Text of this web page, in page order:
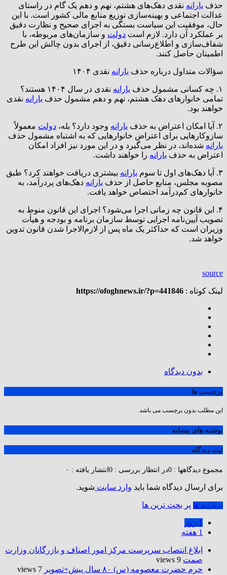
حذف یارانه نقدی دهک‌های هشتم، نهم و دهم یک گام در راستای
عدالت اجتماعی و بهینه‌سازی توزیع منابع مالی کشور است. با این
حال، موفقیت این سیاست بستگی به اجرای صحیح و نظارت دقیق
بر عملکرد آن دارد. لازم است دولت و سازمان‌های مربوطه، با
شفاف‌سازی و اطلاع‌رسانی دقیق، از اجرای بدون چالش این طرح
اطمینان حاصل کنند.
سؤالات متداول درباره حذف یارانه نقدی ۱۴۰۴
۱. چه کسانی مشمول حذف یارانه
نقدی در سال ۱۴۰۴ هستند؟
تمامی خانوارهای دهک هشتم، نهم و دهم مشمول حذف یارانه نقدی
خواهند بود.
۲. آیا امکان اعتراض به حذف یارانه وجود دارد؟ بله، دولت معمولاً
سازوکارهایی برای اعتراض خانوارهایی که به اشتباه مشمول حذف
یارانه شده‌اند، در نظر می‌گیرد و در این مورد نیز افراد امکان
اعتراض به حذف یارانه را خواهند داشت.
۳. آیا دهک‌های اول تا سوم یارانه بیشتری دریافت خواهند کرد؟ طبق
مصوبه مجلس، منابع حاصل از حذف یارانه دهک‌های پردرآمد، به
خانوارهای کم‌درآمد اختصاص خواهد یافت.
۴. این قانون چه زمانی اجرا می‌شود؟ اجرای این قانون منوط به
تصویب آیین‌نامه اجرایی توسط سازمان برنامه و بودجه و هیأت
وزیران است که حداکثر یک ماه پس از لازم‌الاجرا شدن قانون تدوین
خواهد شد.
source
لینک کوتاه : https://ofoghnews.ir/?p=441846
بدون دیدگاه
برچسب ها
این مطلب بدون برچسب می باشد.
نوشته های مشابه
ثبت دیدگاه
مجموع دیدگاهها : 0 در انتظار بررسی : 0 انتشار یافته : ۰
برای ارسال دیدگاه شما باید وارد سایت شوید.
پربازدید ها پر بحث ترین ها
1 روز
1 هفته
ابلاغ انتصاب سرپرست مرکز امور اصناف و بازرگانان وزارت
صمت 9 views
حرم حضرت‌ معصومه (س) ۸۰ سال پیش+تصویر
7 views